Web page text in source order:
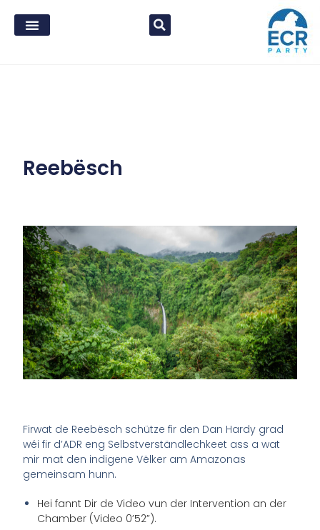
Reebësch
Firwat de Reebësch schütze fir den Dan Hardy grad
wéi fir d’ADR eng Selbstverständlechkeet ass a wat
mir mat den indigene Vëlker am Amazonas
gemeinsam hunn.
Hei fannt Dir de Video vun der Intervention an der
Chamber (Video 0’52”).